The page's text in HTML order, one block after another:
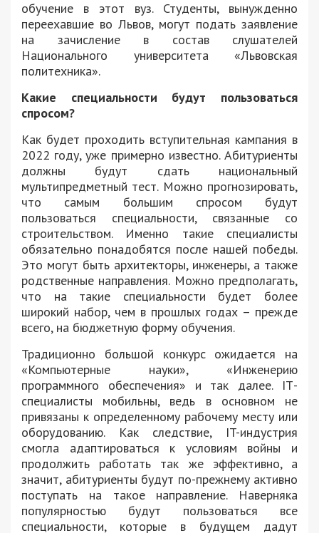
обучение в этот вуз. Студенты, вынужденно
переехавшие во Львов, могут подать заявление
на зачисление в состав слушателей
Национального университета «Львовская
политехника».
Какие специальности будут пользоваться
спросом?
Как будет проходить вступительная кампания в
2022 году, уже примерно известно. Абитуриенты
должны будут сдать национальный
мультипредметный тест. Можно прогнозировать,
что самым большим спросом будут
пользоваться специальности, связанные со
строительством. Именно такие специалисты
обязательно понадобятся после нашей победы.
Это могут быть архитекторы, инженеры, а также
родственные направления. Можно предполагать,
что на такие специальности будет более
широкий набор, чем в прошлых годах – прежде
всего, на бюджетную форму обучения.
Традиционно большой конкурс ожидается на
«Компьютерные науки», «Инженерию
программного обеспечения» и так далее. ІТ-
специалисты мобильны, ведь в основном не
привязаны к определенному рабочему месту или
оборудованию. Как следствие, IT-индустрия
смогла адаптироваться к условиям войны и
продолжить работать так же эффективно, а
значит, абитуриенты будут по-прежнему активно
поступать на такое направление. Наверняка
популярностью будут пользоваться все
специальности, которые в будущем дадут